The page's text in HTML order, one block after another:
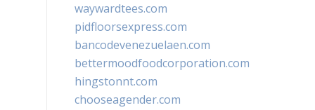
waywardtees.com
pidfloorsexpress.com
bancodevenezuelaen.com
bettermoodfoodcorporation.com
hingstonnt.com
chooseagender.com